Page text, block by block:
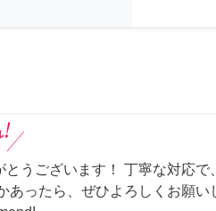
とうございます！ 丁寧な対応で
あったら、ぜひよろしくお願い